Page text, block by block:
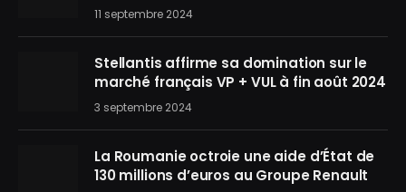
11 septembre 2024
Stellantis affirme sa domination sur le
marché français VP + VUL à fin août 2024
3 septembre 2024
La Roumanie octroie une aide d’État de
130 millions d’euros au Groupe Renault